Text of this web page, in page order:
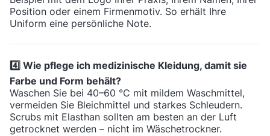
Position oder einem Firmenmotiv. So erhält Ihre
Uniform eine persönliche Note.
4️⃣ Wie pflege ich medizinische Kleidung, damit sie
Farbe und Form behält?
Waschen Sie bei 40–60 °C mit mildem Waschmittel,
vermeiden Sie Bleichmittel und starkes Schleudern.
Scrubs mit Elasthan sollten am besten an der Luft
getrocknet werden – nicht im Wäschetrockner.